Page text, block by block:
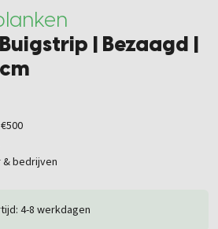
| Bezaagd |
bedrijven
4-8 werkdagen